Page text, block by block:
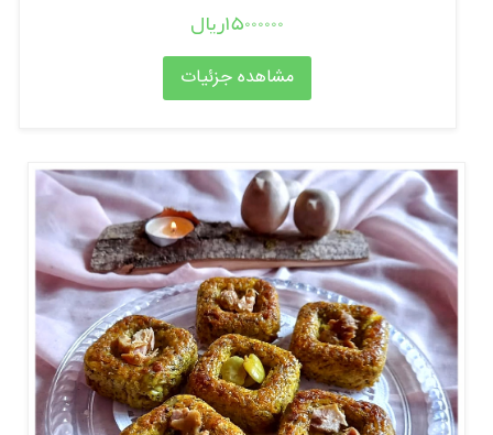
15000000ریال
مشاهده جزئیات